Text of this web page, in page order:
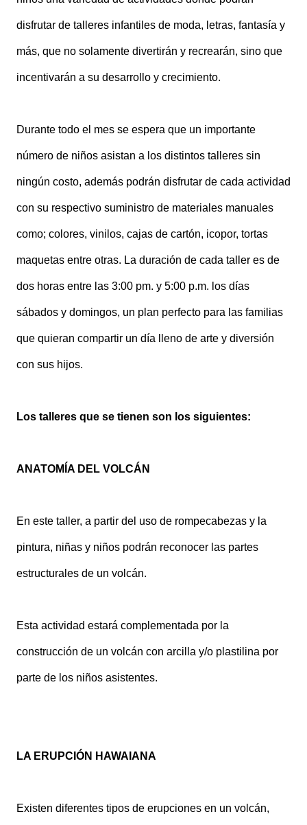
disfrutar de talleres infantiles de moda, letras, fantasía y
más, que no solamente divertirán y recrearán, sino que
incentivarán a su desarrollo y crecimiento.
Durante todo el mes se espera que un importante
número de niños asistan a los distintos talleres sin
ningún costo, además podrán disfrutar de cada actividad
con su respectivo suministro de materiales manuales
como; colores, vinilos, cajas de cartón, icopor, tortas
maquetas entre otras. La duración de cada taller es de
dos horas entre las 3:00 pm. y 5:00 p.m. los días
sábados y domingos, un plan perfecto para las familias
que quieran compartir un día lleno de arte y diversión
con sus hijos.
Los talleres que se tienen son los siguientes:
ANATOMÍA DEL VOLCÁN
En este taller, a partir del uso de rompecabezas y la
pintura, niñas y niños podrán reconocer las partes
estructurales de un volcán.
Esta actividad estará complementada por la
construcción de un volcán con arcilla y/o plastilina por
parte de los niños asistentes.
LA ERUPCIÓN HAWAIANA
Existen diferentes tipos de erupciones en un volcán,